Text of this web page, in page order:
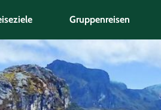
Gruppenreisen